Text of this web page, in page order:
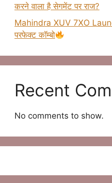
करने वाला है सेगमेंट पर राज?
Mahindra XUV 7XO
परफेक्ट कॉम्बो
Recent
No comments to show.